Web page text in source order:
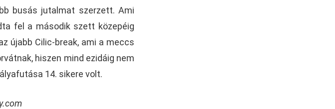
busás jutalmat szerzett. Ami
fel a második szett közepéig
újabb Cilic-break, ami a meccs
hiszen mind ezidáig nem
14. sikere volt.